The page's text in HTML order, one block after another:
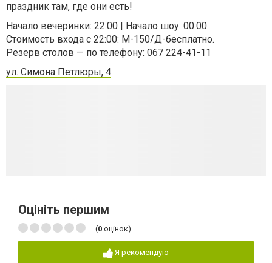
праздник там, где они есть!
Начало вечеринки: 22:00 | Начало шоу: 00:00
Стоимость входа c 22:00: М-150/Д-бесплатно.
Резерв столов — по телефону: 067 224-41-11
ул. Симона Петлюры, 4
Оцініть першим
(0 оцінок)
Я рекомендую